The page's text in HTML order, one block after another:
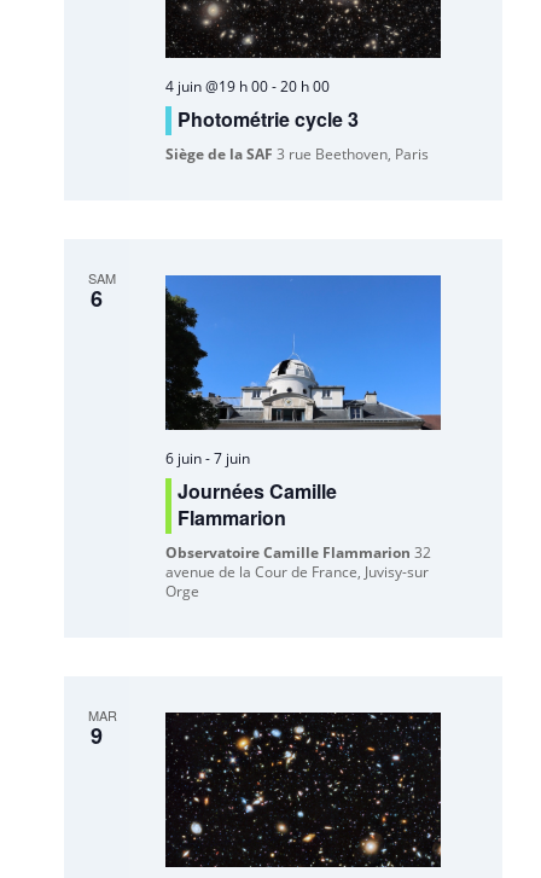
4 juin @19 h 00-20 h 00
Photométrie cycle 3
Siège de la SAF3 rue Beethoven, Paris
SAM
6
6 juin-7 juin
Journées Camille
Flammarion
Observatoire Camille Flammarion32
avenue de la Cour de France, Juvisy-sur
Orge
MAR
9